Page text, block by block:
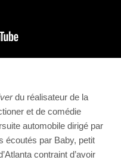
du réalisateur de la
et de comédie
automobile dirigé par
écoutés par Baby, petit
contraint d’avoir